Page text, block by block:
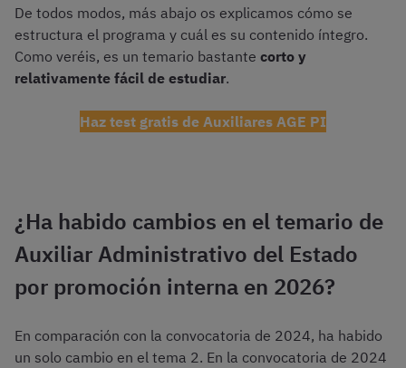
De todos modos, más abajo os explicamos cómo se
estructura el programa y cuál es su contenido íntegro.
Como veréis, es un temario bastante corto y
relativamente fácil de estudiar.
Haz test gratis de Auxiliares AGE PI
¿Ha habido cambios en el temario de
Auxiliar Administrativo del Estado
por promoción interna en 2026?
En comparación con la convocatoria de 2024, ha habido
un solo cambio en el tema 2. En la convocatoria de 2024